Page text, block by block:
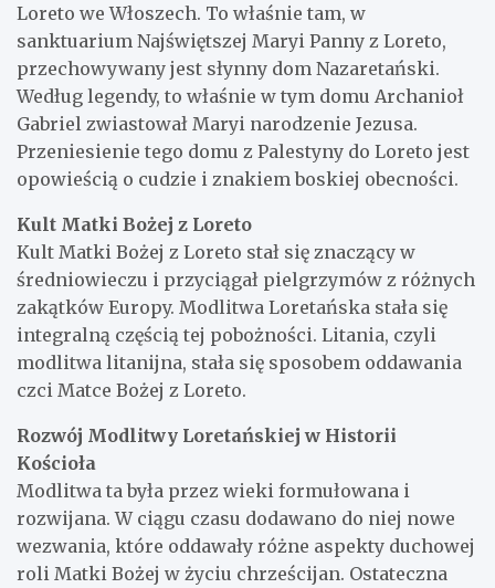
Loreto we Włoszech. To właśnie tam, w
sanktuarium Najświętszej Maryi Panny z Loreto,
przechowywany jest słynny dom Nazaretański.
Według legendy, to właśnie w tym domu Archanioł
Gabriel zwiastował Maryi narodzenie Jezusa.
Przeniesienie tego domu z Palestyny do Loreto jest
opowieścią o cudzie i znakiem boskiej obecności.
Kult Matki Bożej z Loreto
Kult Matki Bożej z Loreto stał się znaczący w
średniowieczu i przyciągał pielgrzymów z różnych
zakątków Europy. Modlitwa Loretańska stała się
integralną częścią tej pobożności. Litania, czyli
modlitwa litanijna, stała się sposobem oddawania
czci Matce Bożej z Loreto.
Rozwój Modlitwy Loretańskiej w Historii
Kościoła
Modlitwa ta była przez wieki formułowana i
rozwijana. W ciągu czasu dodawano do niej nowe
wezwania, które oddawały różne aspekty duchowej
roli Matki Bożej w życiu chrześcijan. Ostateczna